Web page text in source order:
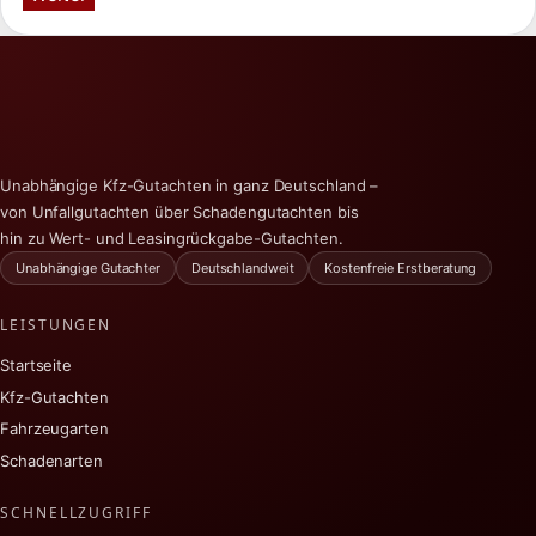
Unabhängige Kfz-Gutachten in ganz Deutschland –
von Unfallgutachten über Schadengutachten bis
hin zu Wert- und Leasingrückgabe-Gutachten.
Unabhängige Gutachter Deutschlandweit Kostenfreie Erstberatung
LEISTUNGEN
Startseite
Kfz-Gutachten
Fahrzeugarten
Schadenarten
SCHNELLZUGRIFF